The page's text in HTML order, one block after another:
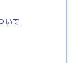
いて